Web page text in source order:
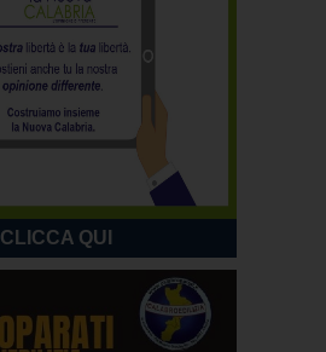
CLICCA QUI